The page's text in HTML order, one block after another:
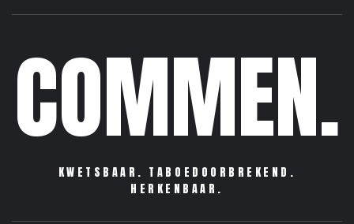
COMMEN.
KWETSBAAR. TABOEDOORBREKEND.
HERKENBAAR.